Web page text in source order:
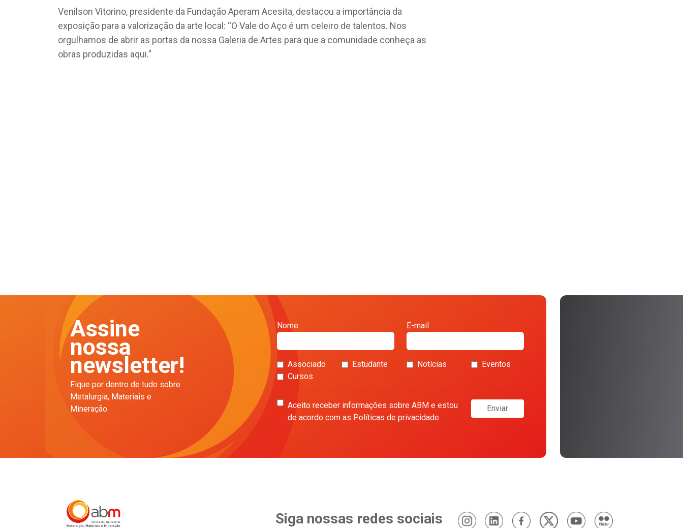
Venilson Vitorino, presidente da Fundação Aperam Acesita, destacou a importância da
exposição para a valorização da arte local: “O Vale do Aço é um celeiro de talentos. Nos
orgulhamos de abrir as portas da nossa Galeria de Artes para que a comunidade conheça as
obras produzidas aqui.”
Assine
nossa
newsletter!
Fique por dentro de tudo sobre
Metalurgia, Materiais e
Mineração.
Nome E-mail
Associado Estudante Notícias
Eventos
Cursos
Aceito receber informações sobre ABM e estou
de acordo com as Políticas de privacidade
Enviar
Siga nossas redes sociais